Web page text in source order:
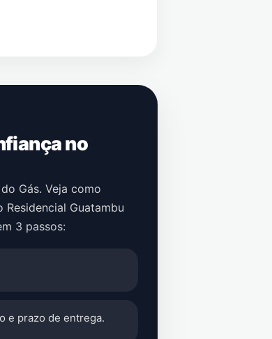
no
Gás. Veja como
Residencial Guatambu
3 passos:
e prazo de entrega.